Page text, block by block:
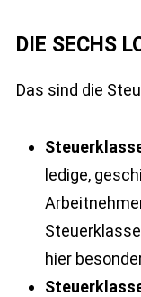
DIE SECHS
Das sind die
ledige,
hier